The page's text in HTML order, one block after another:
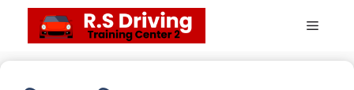
content
Menu